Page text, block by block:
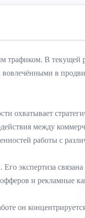
В текущей
вовлечёнными в
охватывает
между
работы с
экспертиза
и рекламные
он